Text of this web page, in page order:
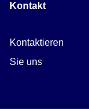
Kontakt
Kontaktieren
Sie uns